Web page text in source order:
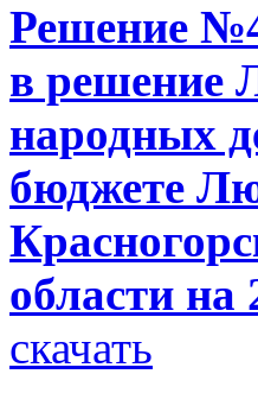
Решение
в решение
народных
бюджете
области на
скачать